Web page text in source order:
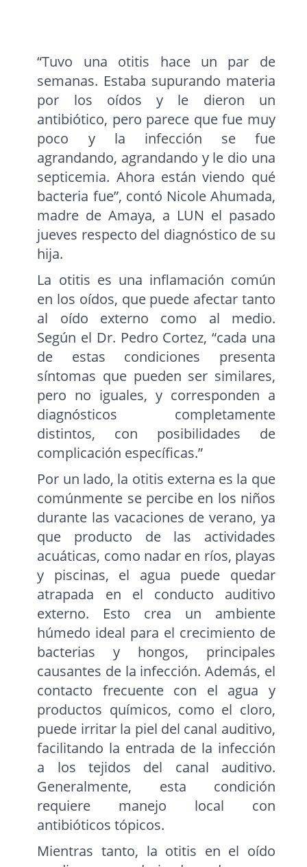
“Tuvo una otitis hace un par de
semanas. Estaba supurando materia
por los oídos y le dieron un
antibiótico, pero parece que fue muy
poco y la infección se fue
agrandando, agrandando y le dio una
septicemia. Ahora están viendo qué
bacteria fue”, contó Nicole Ahumada,
madre de Amaya, a LUN el pasado
jueves respecto del diagnóstico de su
hija.
La otitis es una inflamación común
en los oídos, que puede afectar tanto
al oído externo como al medio.
Según el Dr. Pedro Cortez, “cada una
de estas condiciones presenta
síntomas que pueden ser similares,
pero no iguales, y corresponden a
diagnósticos completamente
distintos, con posibilidades de
complicación específicas.”
Por un lado, la otitis externa es la que
comúnmente se percibe en los niños
durante las vacaciones de verano, ya
que producto de las actividades
acuáticas, como nadar en ríos, playas
y piscinas, el agua puede quedar
atrapada en el conducto auditivo
externo. Esto crea un ambiente
húmedo ideal para el crecimiento de
bacterias y hongos, principales
causantes de la infección. Además, el
contacto frecuente con el agua y
productos químicos, como el cloro,
puede irritar la piel del canal auditivo,
facilitando la entrada de la infección
a los tejidos del canal auditivo.
Generalmente, esta condición
requiere manejo local con
antibióticos tópicos.
Mientras tanto, la otitis en el oído